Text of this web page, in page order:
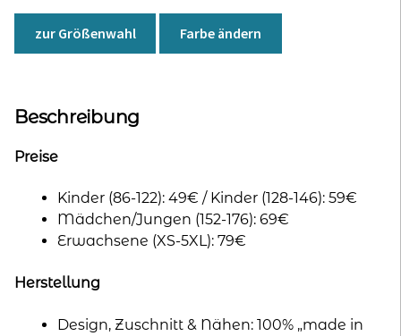
zur Größenwahl Farbe ändern
Beschreibung
Preise
Kinder (86-122): 49€ / Kinder (128-146): 59€
Mädchen/Jungen (152-176): 69€
Erwachsene (XS-5XL): 79€
Herstellung
Design, Zuschnitt & Nähen: 100% „made in